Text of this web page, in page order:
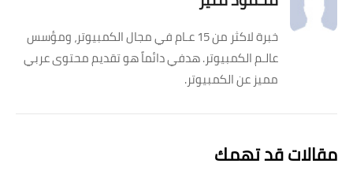
خبرة لاكثر من 15 عـام في مجال الكمبيوتر، ومؤسس
عالـم الكمبيوتر. هدفي دائماً هو تقديم محتوى عربي
مميز عن الكمبيوتر.
مقالات قد تهمك